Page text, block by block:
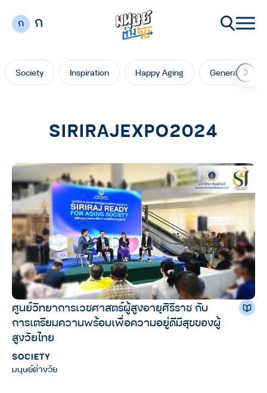
ก ก
Society Inspiration Happy Aging Generation
SIRIRAJEXPO2024
ศูนย์วิทยาการเวชศาสตร์ผู้สูงอายุศิริราช กับ
การเตรียมความพร้อมเพื่อความอยู่ดีมีสุขของผู้
สูงวัยไทย
SOCIETY
มนุษย์ต่างวัย